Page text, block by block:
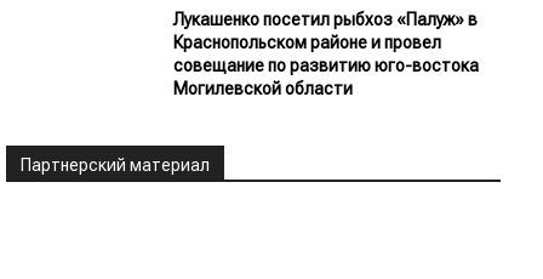
Лукашенко посетил рыбхоз «Палуж» в
Краснопольском районе и провел
совещание по развитию юго-востока
Могилевской области
Партнерский материал